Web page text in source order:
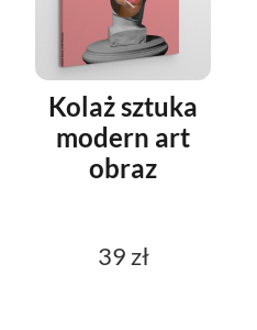
Kolaż sztuka
modern art
obraz
39 zł